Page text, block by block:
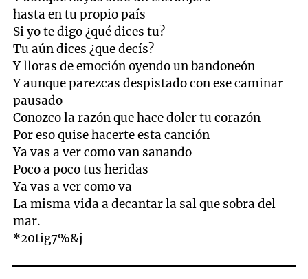
hasta en tu propio país
Si yo te digo ¿qué dices tu?
Tu aún dices ¿que decís?
Y lloras de emoción oyendo un bandoneón
Y aunque parezcas despistado con ese caminar
pausado
Conozco la razón que hace doler tu corazón
Por eso quise hacerte esta canción
Ya vas a ver como van sanando
Poco a poco tus heridas
Ya vas a ver como va
La misma vida a decantar la sal que sobra del
mar.
*20tig7%&j